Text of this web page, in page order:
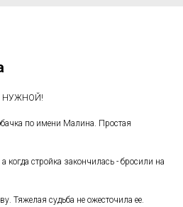
НУЖНОЙ!
по имени Малина. Простая
когда стройка закончилась - бросили на
Тяжелая судьба не ожесточила ее.